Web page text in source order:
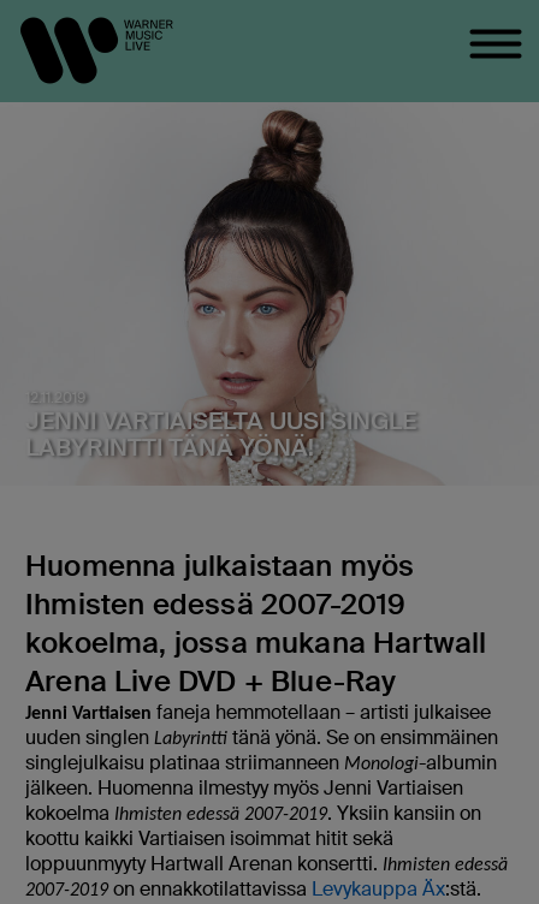
12.11.2019
JENNI VARTIAISELTA UUSI SINGLE
LABYRINTTI TÄNÄ YÖNÄ!
Huomenna julkaistaan myös
Ihmisten edessä 2007-2019
kokoelma, jossa mukana Hartwall
Arena Live DVD + Blue-Ray
Jenni Vartiaisen faneja hemmotellaan – artisti julkaisee
uuden singlen Labyrintti tänä yönä. Se on ensimmäinen
singlejulkaisu platinaa striimanneen Monologi-albumin
jälkeen. Huomenna ilmestyy myös Jenni Vartiaisen
kokoelma Ihmisten edessä 2007-2019. Yksiin kansiin on
koottu kaikki Vartiaisen isoimmat hitit sekä
loppuunmyyty Hartwall Arenan konsertti. Ihmisten edessä
2007-2019on ennakkotilattavissa Levykauppa Äx:stä.